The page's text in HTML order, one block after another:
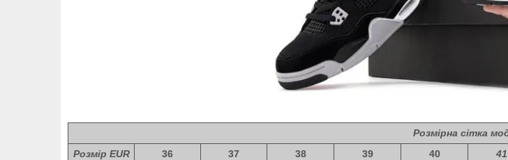
Розмірна сітка
Розмір EUR
36 37 38 39 40 41